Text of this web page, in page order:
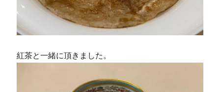
紅茶と一緒に頂きました。